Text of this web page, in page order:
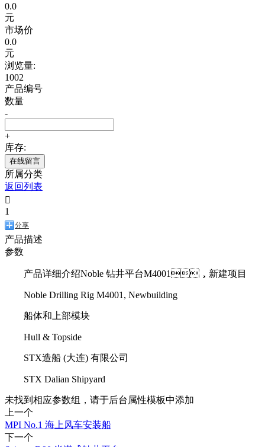
0.0
元
市场价
0.0
元
浏览量:
1002
产品编号
数量
-
+
库存:
在线留言
所属分类
返回列表

1
分享
产品描述
参数
产品详细介绍Noble 钻井平台M4001，新建项目
Noble Drilling Rig M4001, Newbuilding
船体和上部模块
Hull & Topside
STX造船 (大连) 有限公司
STX Dalian Shipyard
未找到相应参数组，请于后台属性模板中添加
上一个
MPI No.1 海上风车安装船
下一个